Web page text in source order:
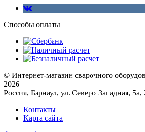
Способы оплаты
© Интернет-магазин сварочного
2026
Россия, Барнаул, ул. Северо-Западная, 5а,
Контакты
Карта сайта